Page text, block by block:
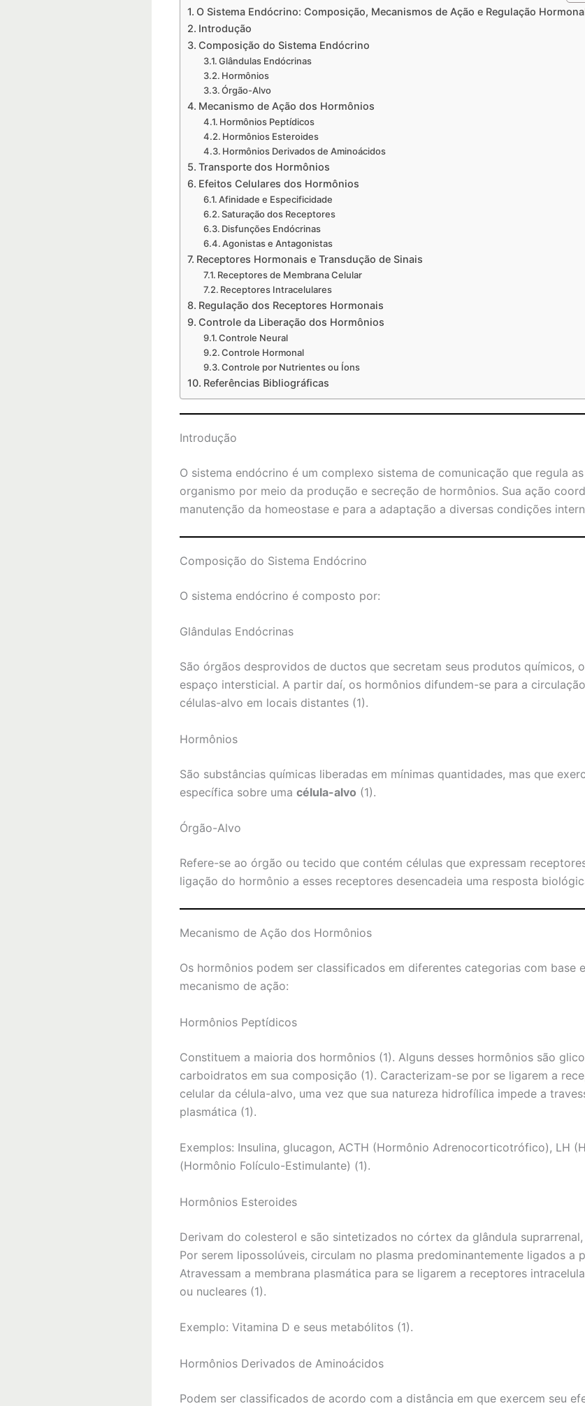
O Sistema Endócrino: Composição, Mecanismos de Ação e Regulação
Introdução
Composição do Sistema Endócrino
Glândulas Endócrinas
Hormônios
Órgão-Alvo
Mecanismo de Ação dos Hormônios
Hormônios Peptídicos
Hormônios Esteroides
Hormônios Derivados de Aminoácidos
Transporte dos Hormônios
Efeitos Celulares dos Hormônios
Afinidade e Especificidade
Saturação dos Receptores
Disfunções Endócrinas
Agonistas e Antagonistas
Receptores Hormonais e Transdução de Sinais
Receptores de Membrana Celular
Receptores Intracelulares
Regulação dos Receptores Hormonais
Controle da Liberação dos Hormônios
Controle Neural
Controle Hormonal
Controle por Nutrientes ou Íons
Referências Bibliográficas
Introdução
O sistema endócrino é um complexo sistema de comunicação que regula
organismo por meio da produção e secreção de hormônios. Sua ação
manutenção da homeostase e para a adaptação a diversas condições
Composição do Sistema Endócrino
O sistema endócrino é composto por:
Glândulas Endócrinas
São órgãos desprovidos de ductos que secretam seus produtos químicos,
espaço intersticial. A partir daí, os hormônios difundem-se para a
células-alvo em locais distantes (1).
Hormônios
São substâncias químicas liberadas em mínimas quantidades, mas que
específica sobre uma célula-alvo (1).
Órgão-Alvo
Refere-se ao órgão ou tecido que contém células que expressam
ligação do hormônio a esses receptores desencadeia uma resposta
Mecanismo de Ação dos Hormônios
Os hormônios podem ser classificados em diferentes categorias com base
mecanismo de ação:
Hormônios Peptídicos
Constituem a maioria dos hormônios (1). Alguns desses hormônios são
carboidratos em sua composição (1). Caracterizam-se por se ligarem a
celular da célula-alvo, uma vez que sua natureza hidrofílica impede a
plasmática (1).
Exemplos: Insulina, glucagon, ACTH (Hormônio Adrenocorticotrófico), LH
(Hormônio Folículo-Estimulante) (1).
Hormônios Esteroides
Derivam do colesterol e são sintetizados no córtex da glândula
Por serem lipossolúveis, circulam no plasma predominantemente ligados a
Atravessam a membrana plasmática para se ligarem a receptores
ou nucleares (1).
Exemplo: Vitamina D e seus metabólitos (1).
Hormônios Derivados de Aminoácidos
Podem ser classificados de acordo com a distância em que exercem seu